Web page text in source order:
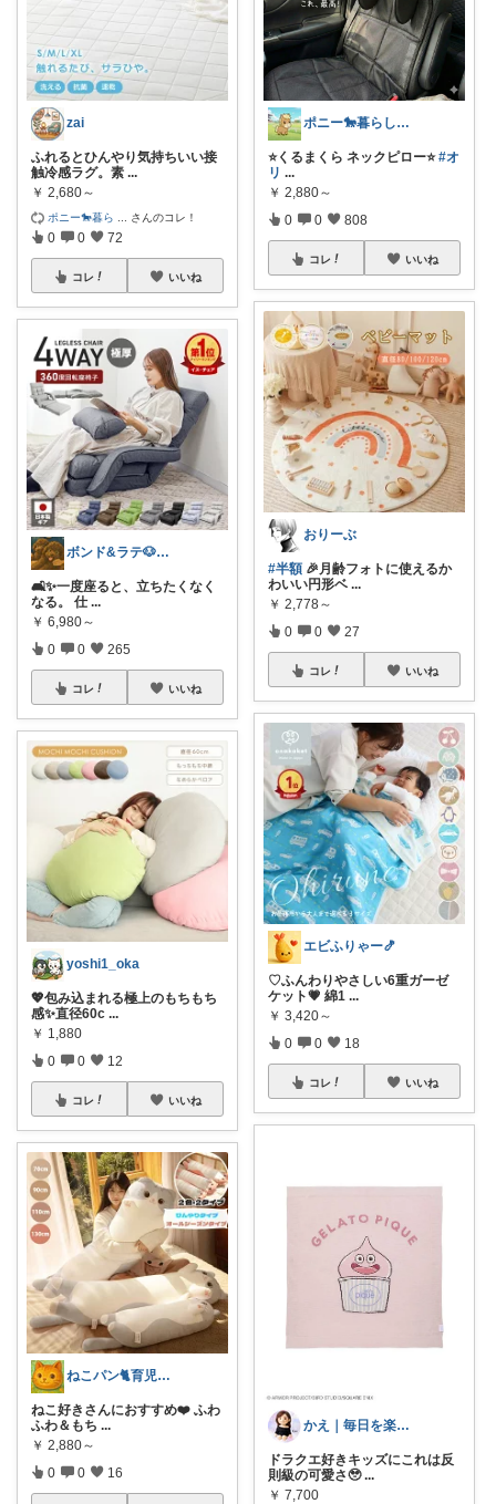
zai
ふれるとひんやり気持ちいい接
触冷感ラグ。素 ...
￥ 2,680～
ポニー🐎暮ら さんのコレ！
0 0 72
コレ いいね
ボンド&ラテ🐶経由購入感謝です🙇
🛋️✨一度座ると、立ちたくなく
なる。 仕 ...
￥ 6,980～
0 0 265
コレ いいね
yoshi1_oka
💖包み込まれる極上のもちもち
感✨直径60c ...
￥ 1,880
0 0 12
コレ いいね
ねこパン🐈育児お助け
ねこ好きさんにおすすめ❤️ ふわ
ふわ＆もち ...
￥ 2,880～
0 0 16
ポニー🐎暮らし快適を目指すパパ
⭐️くるまくら ネックピロー⭐️#オ
リ ...
￥ 2,880～
0 0 808
コレ いいね
おりーぶ
#半額 🎉月齢フォトに使えるか
わいい円形ベ ...
￥ 2,778～
0 0 27
コレ いいね
エビふりゃー🍤
♡ふんわりやさしい6重ガーゼ
ケット💗 綿1 ...
￥ 3,420～
0 0 18
コレ いいね
かえ｜毎日を楽しむ
ドラクエ好きキッズにこれは反
則級の可愛さ🥹 ...
￥ 7,700